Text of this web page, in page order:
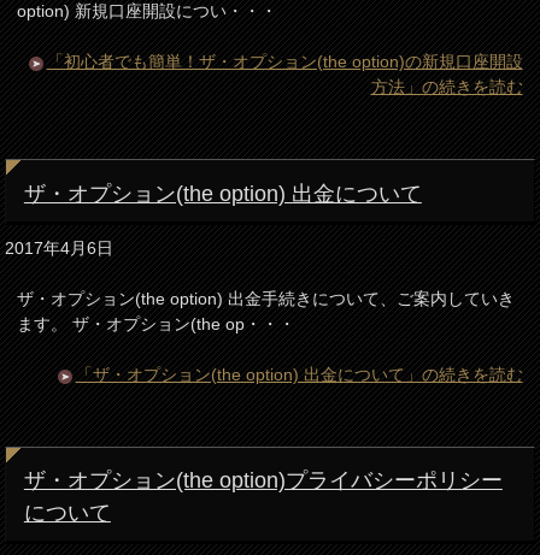
option) 新規口座開設につい・・・
「初心者でも簡単！ザ・オプション(the option)の新規口座開設
方法」の続きを読む
ザ・オプション(the option) 出金について
2017年4月6日
ザ・オプション(the option) 出金手続きについて、ご案内していき
ます。 ザ・オプション(the op・・・
「ザ・オプション(the option) 出金について」の続きを読む
ザ・オプション(the option)プライバシーポリシー
について